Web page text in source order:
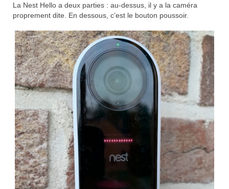
La Nest Hello a deux parties : au-dessus, il y a la caméra
proprement dite. En dessous, c’est le bouton poussoir.